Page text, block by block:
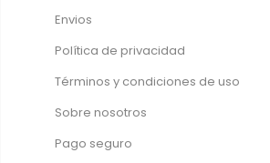
Envios
Política de privacidad
Términos y condiciones de uso
Sobre nosotros
Pago seguro